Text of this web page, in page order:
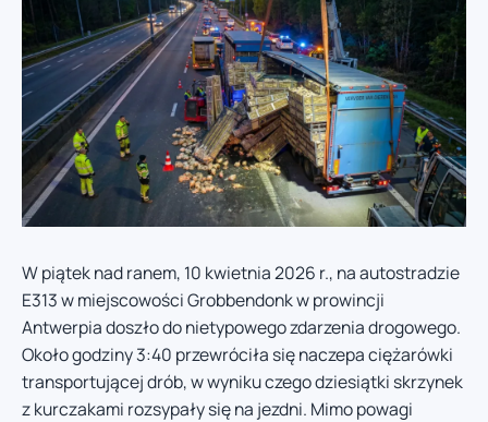
W piątek nad ranem, 10 kwietnia 2026 r., na autostradzie
E313 w miejscowości Grobbendonk w prowincji
Antwerpia doszło do nietypowego zdarzenia drogowego.
Około godziny 3:40 przewróciła się naczepa ciężarówki
transportującej drób, w wyniku czego dziesiątki skrzynek
z kurczakami rozsypały się na jezdni. Mimo powagi